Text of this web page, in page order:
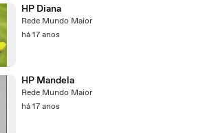
HP Diana
Rede Mundo Maior
há 17 anos
HP Mandela
Rede Mundo Maior
há 17 anos